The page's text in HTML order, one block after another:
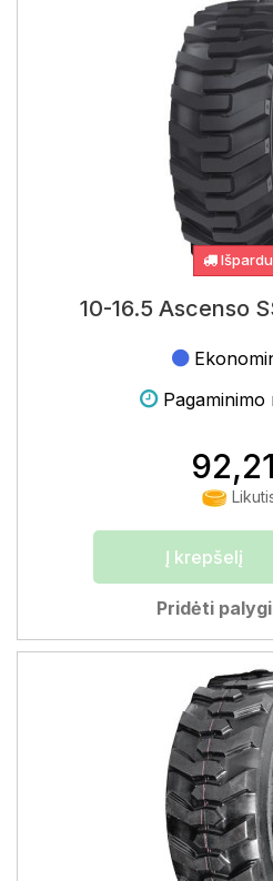
10-16.5 Ascenso
Pagaminimo
Į krepšelį
Pridėti